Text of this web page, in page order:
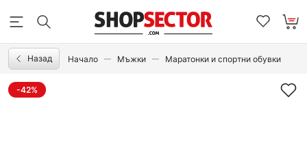
Назад Начало Мъжки Маратонки и спортни обувки
-42%